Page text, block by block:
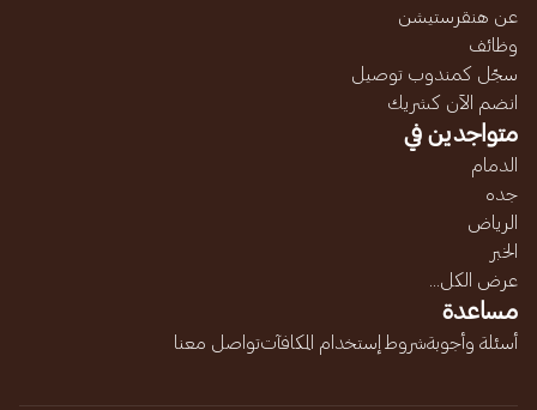
عن هنقرستيشن
وظائف
سجّل كمندوب توصيل
انضم الآن كشريك
متواجدين في
الدمام
جده
الرياض
الخبر
عرض الكل...
مساعدة
أسئلة وأجوبةشروط إستخدام المكافآتتواصل معنا